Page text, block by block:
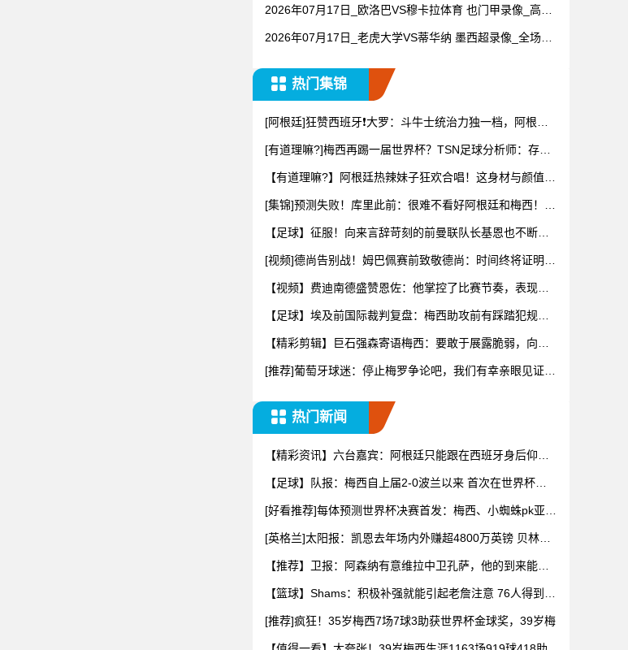
2026年07月17日_欧洛巴VS穆卡拉体育 也门甲录像_高清
2026年07月17日_老虎大学VS蒂华纳 墨西超录像_全场录
热门集锦
[阿根廷]狂赞西班牙❗大罗：斗牛士统治力独一档，阿根廷
[有道理嘛?]梅西再踢一届世界杯？TSN足球分析师：存在
【有道理嘛?】阿根廷热辣妹子狂欢合唱！这身材与颜值，
[集锦]预测失败！库里此前：很难不看好阿根廷和梅西！他
【足球】征服！向来言辞苛刻的前曼联队长基恩也不断用
[视频]德尚告别战！姆巴佩赛前致敬德尚：时间终将证明你
【视频】费迪南德盛赞恩佐：他掌控了比赛节奏，表现太
【足球】埃及前国际裁判复盘：梅西助攻前有踩踏犯规，
【精彩剪辑】巨石强森寄语梅西：要敢于展露脆弱，向妻
[推荐]葡萄牙球迷：停止梅罗争论吧，我们有幸亲眼见证两
热门新闻
【精彩资讯】六台嘉宾：阿根廷只能跟在西班牙身后仰
【足球】队报：梅西自上届2-0波兰以来 首次在世界杯比
[好看推荐]每体预测世界杯决赛首发：梅西、小蜘蛛pk亚马
[英格兰]太阳报：凯恩去年场内外赚超4800万英镑 贝林厄
【推荐】卫报：阿森纳有意维拉中卫孔萨，他的到来能给
【篮球】Shams：积极补强就能引起老詹注意 76人得到布
[推荐]疯狂！35岁梅西7场7球3助获世界杯金球奖，39岁梅